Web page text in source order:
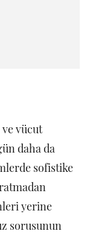
vücut
daha da
sofistike
yerine
sorusunun